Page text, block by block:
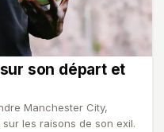
son départ et
Manchester City,
les raisons de son exil.